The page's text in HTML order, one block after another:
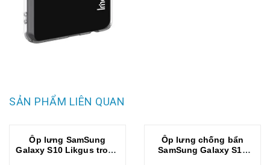
SẢN PHẨM LIÊN QUAN
Ốp lưng SamSung
Galaxy S10 Likgus trong
Ốp lưng chống bẩn
SamSung Galaxy S10